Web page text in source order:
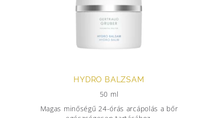
HYDRO BALZSAM
50 ml
Magas minőségű 24-órás arcápolás a bőr